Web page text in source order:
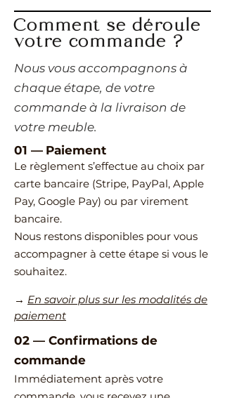
Comment se déroule
votre commande ?
​Nous vous accompagnons à
chaque étape, de votre
commande à la livraison de
votre meuble.
01 — Paiement
Le règlement s’effectue au choix par
carte bancaire (Stripe, PayPal, Apple
Pay, Google Pay) ou par virement
bancaire.
Nous restons disponibles pour vous
accompagner à cette étape si vous le
souhaitez.
→ En savoir plus sur les modalités de
paiement
02 — ​Confirmations de
commande
Immédiatement après votre